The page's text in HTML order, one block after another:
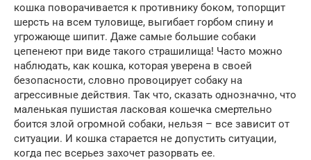
кошка поворачивается к противнику боком, топорщит
шерсть на всем туловище, выгибает горбом спину и
угрожающе шипит. Даже самые большие собаки
цепенеют при виде такого страшилища! Часто можно
наблюдать, как кошка, которая уверена в своей
безопасности, словно провоцирует собаку на
агрессивные действия. Так что, сказать однозначно, что
маленькая пушистая ласковая кошечка смертельно
боится злой огромной собаки, нельзя – все зависит от
ситуации. И кошка старается не допустить ситуации,
когда пес всерьез захочет разорвать ее.